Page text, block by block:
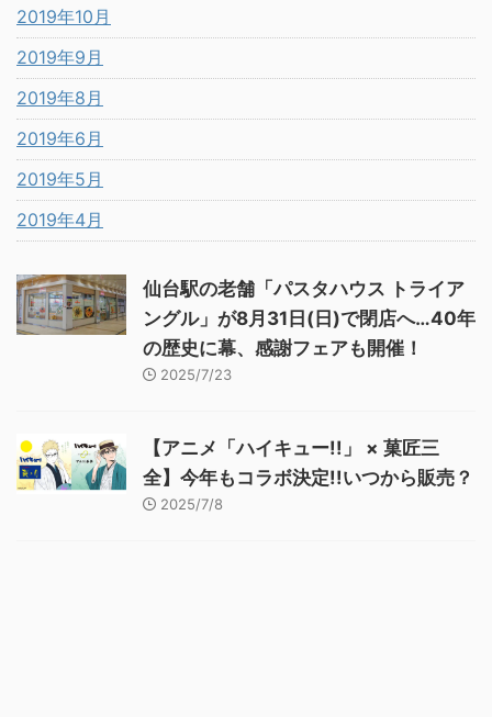
2019年10月
2019年9月
2019年8月
2019年6月
2019年5月
2019年4月
仙台駅の老舗「パスタハウス トライア
ングル」が8月31日(日)で閉店へ…40年
の歴史に幕、感謝フェアも開催！
2025/7/23
【アニメ「ハイキュー!!」 × 菓匠三
全】今年もコラボ決定!!いつから販売？
2025/7/8